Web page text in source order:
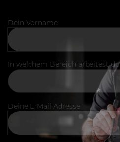
Dein Vorname
In welchem Bereich arbeitest du
Deine E-Mail Adresse